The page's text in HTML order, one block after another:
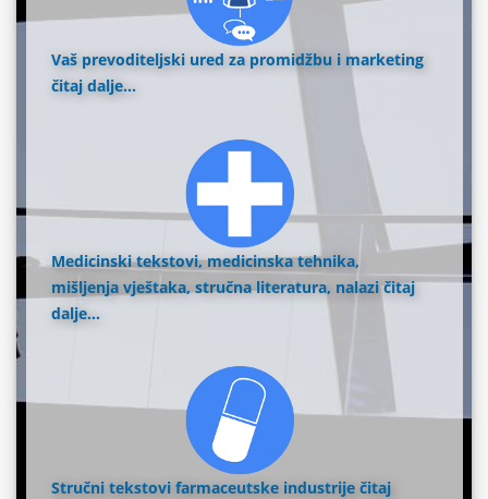
Vaš prevoditeljski ured za promidžbu i marketing
čitaj dalje...
Medicinski tekstovi, medicinska tehnika,
mišljenja vještaka, stručna literatura, nalazi čitaj
dalje...
Stručni tekstovi farmaceutske industriječitaj